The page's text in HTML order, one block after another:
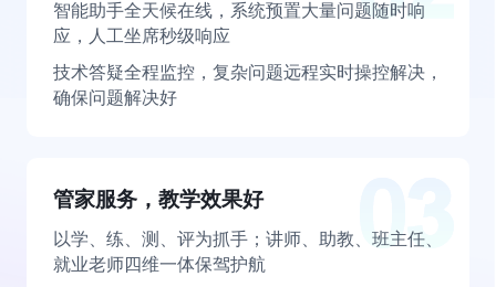
智能助手全天候在线，系统预置大量问题随时响
应，人工坐席秒级响应
技术答疑全程监控，复杂问题远程实时操控解决，
确保问题解决好
管家服务，教学效果好
以学、练、测、评为抓手；讲师、助教、班主任、
就业老师四维一体保驾护航